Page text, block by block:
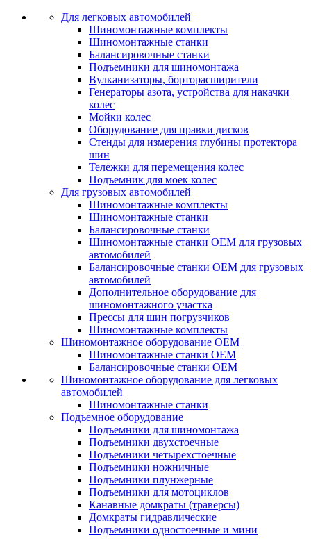
Для легковых автомобилей
Шиномонтажные комплекты
Шиномонтажные станки
Балансировочные станки
Подъемники для шиномонтажа
Вулканизаторы, борторасширители
Генераторы азота, устройства для накачки
колес
Мойки колес
Оборудование для правки дисков
Стенды для измерения глубины протектора
шин
Тележки для перемещения колес
Подъемник для моек колеc
Для грузовых автомобилей
Шиномонтажные комплекты
Шиномонтажные станки
Балансировочные станки
Шиномонтажные станки ОЕМ для грузовых
автомобилей
Балансировочные станки ОЕМ для грузовых
автомобилей
Дополнительное оборудование для
шиномонтажного участка
Прессы для шин погрузчиков
Шиномонтажные комплекты
Шиномонтажное оборудование ОЕМ
Шиномонтажные станки ОЕМ
Балансировочные станки ОЕМ
Шиномонтажное оборудование для легковых
автомобилей
Шиномонтажные станки
Подъемное оборудование
Подъемники для шиномонтажа
Подъемники двухстоечные
Подъемники четырехстоечные
Подъемники ножничные
Подъемники плунжерные
Подъемники для мотоциклов
Канавные домкраты (траверсы)
Домкраты гидравлические
Подъемники одностоечные и мини